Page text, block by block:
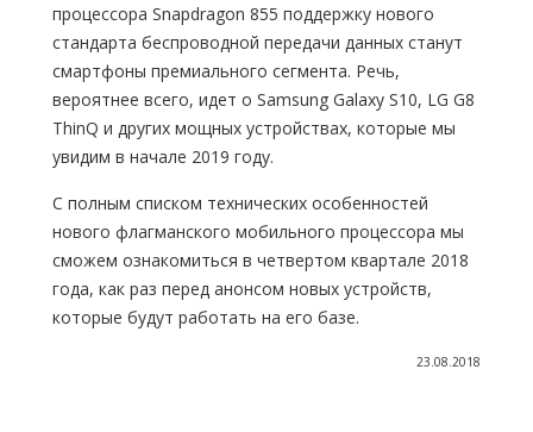
процессора Snapdragon 855 поддержку нового
стандарта беспроводной передачи данных станут
смартфоны премиального сегмента. Речь,
вероятнее всего, идет о Samsung Galaxy S10, LG G8
ThinQ и других мощных устройствах, которые мы
увидим в начале 2019 году.
С полным списком технических особенностей
нового флагманского мобильного процессора мы
сможем ознакомиться в четвертом квартале 2018
года, как раз перед анонсом новых устройств,
которые будут работать на его базе.
23.08.2018